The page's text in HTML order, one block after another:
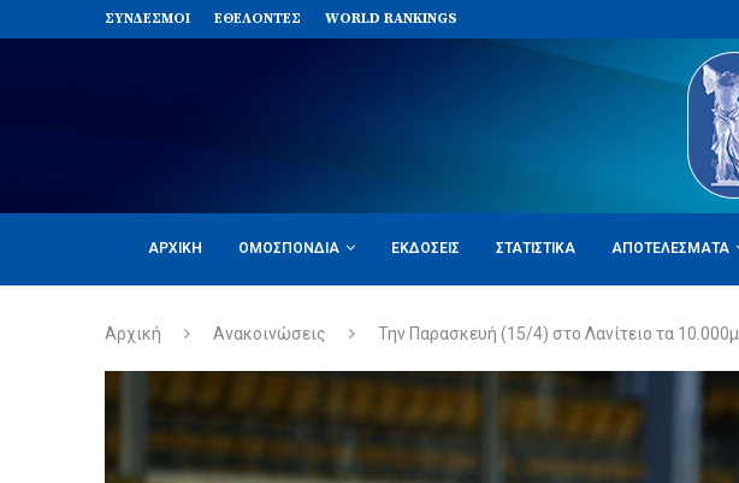
ΣΥΝΔΈΣΜΟΙ ΕΘΕΛΟΝΤΈΣ WORLD RANKINGS
ΑΡΧΙΚΉ ΟΜΟΣΠΟΝΔΊΑ ΕΚΔΌΣΕΙΣ ΣΤΑΤΙΣΤΙΚΆ ΑΠΟΤΕΛΈΣΜΑΤΑ
Αρχική Ανακοινώσεις Την Παρασκευή (15/4) στο Λανίτειο τα 10.000μ.